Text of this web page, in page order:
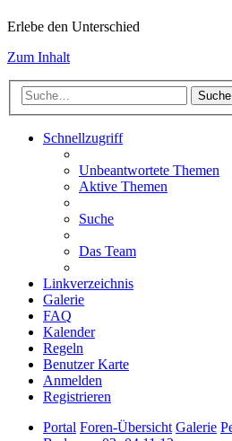
Erlebe den Unterschied
Zum Inhalt
Suche
Schnellzugriff
Unbeantwortete Themen
Aktive Themen
Suche
Das Team
Linkverzeichnis
Galerie
FAQ
Kalender
Regeln
Benutzer Karte
Anmelden
Registrieren
Portal Foren-Übersicht Galerie